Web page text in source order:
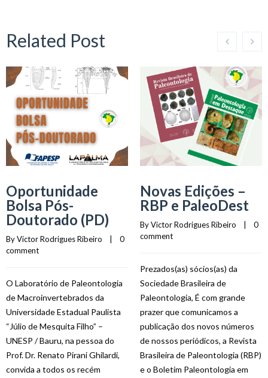
Related Post
Oportunidade
Bolsa Pós-
Doutorado (PD)
By Victor Rodrigues Ribeiro
0
comment
O Laboratório de Paleontologia
de Macroinvertebrados da
Universidade Estadual Paulista
“Júlio de Mesquita Filho” –
UNESP / Bauru, na pessoa do
Prof. Dr. Renato Pirani Ghilardi,
convida a todos os recém
Novas Edições –
RBP e PaleoDest
By Victor Rodrigues Ribeiro
0
comment
Prezados(as) sócios(as) da
Sociedade Brasileira de
Paleontologia, É com grande
prazer que comunicamos a
publicação dos novos números
de nossos periódicos, a Revista
Brasileira de Paleontologia (RBP)
e o Boletim Paleontologia em